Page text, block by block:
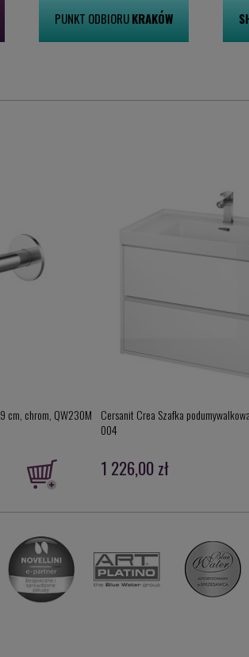
PUNKT ODBIORUKRAKÓW
cm, chrom, QW230M
Cersanit Crea Szafka
004
1 226,00 zł